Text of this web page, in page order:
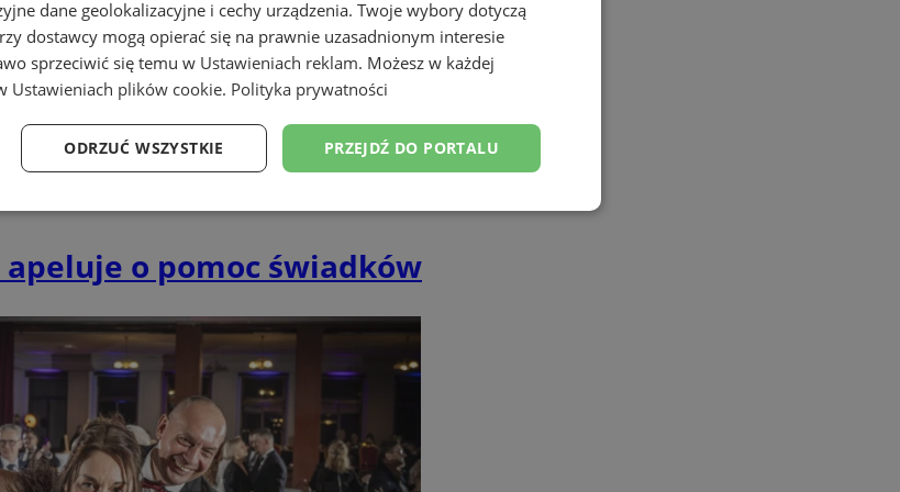
o pomoc świadków
dane geolokalizacyjne i cechy urządzenia. Twoje wybory dotyczą
dostawcy mogą opierać się na prawnie uzasadnionym interesie
sprzeciwić się temu w Ustawieniach reklam. Możesz w każdej
Ustawieniach plików cookie. Polityka prywatności
PRZEJDŹ DO PORTALU
ODRZUĆ WSZYSTKIE
Targetowanie Funkcjonalność Niesklasyfikowane
Wydajność Targetowanie Funkcjonalność Niesklasyfikowane
z podstawowych funkcji strony internetowej, takich jak logowanie użytkownika i
plików cookie nie można prawidłowo korzystać ze strony internetowej.
/
Okres
przechowywania
Opis